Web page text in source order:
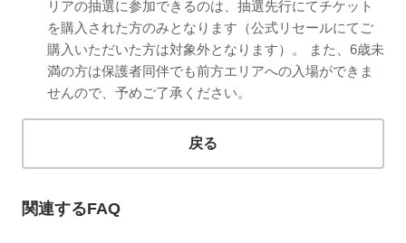
リアの抽選に参加できるのは、抽選先行にてチケット
を購入された方のみとなります（公式リセールにてご
購入いただいた方は対象外となります）。 また、6歳未
満の方は保護者同伴でも前方エリアへの入場ができま
せんので、予めご了承ください。
戻る
関連するFAQ